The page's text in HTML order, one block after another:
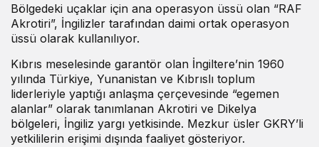
Bölgedeki uçaklar için ana operasyon üssü olan “RAF
Akrotiri”, İngilizler tarafından daimi ortak operasyon
üssü olarak kullanılıyor.
Kıbrıs meselesinde garantör olan İngiltere’nin 1960
yılında Türkiye, Yunanistan ve Kıbrıslı toplum
liderleriyle yaptığı anlaşma çerçevesinde “egemen
alanlar” olarak tanımlanan Akrotiri ve Dikelya
bölgeleri, İngiliz yargı yetkisinde. Mezkur üsler GKRY’li
yetkililerin erişimi dışında faaliyet gösteriyor.